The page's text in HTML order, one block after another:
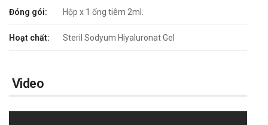
Đóng gói: Hộp x 1 ống tiêm 2ml.
Hoạt chất: Steril Sodyum Hiyaluronat Gel
Video